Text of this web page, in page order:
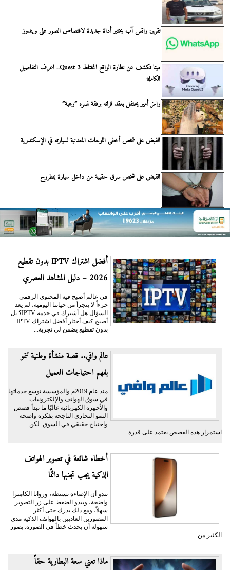
تقرير: واتس آب يختبر أداة جديدة لاقتصاص الصور على ويندوز
ميتا تكشف عن نظارة الواقع المختلط Quest 3.. اعرف التفاصيل
الكاملة
رامز أمير يحتفل بعقد قرانه برفقة نسره ”رهبة”
القبض على شخص أخفى اللوحات المعدنية لسيارته في الإسكندرية
القبض على شخص سرق حقيبة من داخل سيارة بمطروح
أفضل اشتراك IPTV بدون تقطيع
2026 – دليل المشاهد العصري
في عالم أصبح فيه المحتوى الرقمي
جزءاً لا يتجزأ من حياتنا اليومية، لم يعد
السؤال هل أشترك في خدمة IPTV؟ بل
أصبح كيف أختار أفضل اشتراك IPTV
بدون تقطيع يضمن لي تجربة...
عالم وافي.. قصة منشأة وطنية تنمو
بفهم احتياجات العميل
منذ عام 2019م والمؤسسة توسع خدماتها
في سوق الهواتف والإلكترونيات
والأجهزة الكهربائية غالبًا ما تبدأ قصص
النمو التجاري الناجحة بفكرة واضحة
واحتياج حقيقي في السوق. لكن
استمرار هذه القصص يعتمد على قدرة...
أخطاء شائعة في تصوير الهواتف
الذكية يجب تجنبها دائمًا
يبدو أن الإضاءة بسيطة، وزوايا الكاميرا
واضحة، ويبدو الضغط على زر التصوير
سهلاً، ومع ذلك يدرك حتى أكثر
المصورين العاديين بالهواتف الذكية مدى
سهولة أن يحدث خطأ في الصورة. يصور
الكثير من...
ماذا تعني سعة البطارية حقاً